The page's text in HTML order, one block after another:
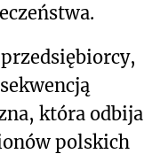
która odbija
polskich